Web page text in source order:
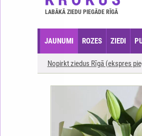
GARANTIJAS
apmaksāt?
pasūtījumu?
LABĀKĀ ZIEDU PIEGĀDE RĪGĀ
JAUNUMI ROZES ZIEDI
Nopirkt ziedus Rīgā (ekspres